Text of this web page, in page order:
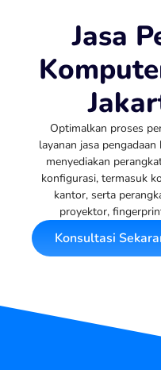
Jasa
Optimalkan proses
layanan jasa
menyediakan
konfigurasi, termasuk
kantor, serta
proyektor,
Konsultasi